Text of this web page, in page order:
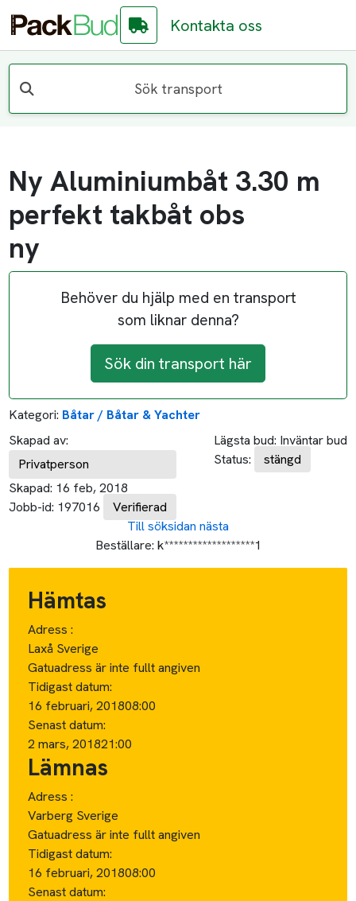
Kontakta oss
Sök transport
Ny Aluminiumbåt 3.30 m
perfekt takbåt obs
ny
Behöver du hjälp med en transport
som liknar denna?
Sök din transport här
Kategori: Båtar / Båtar & Yachter
Skapad av:
Privatperson
Skapad: 16 feb, 2018
Jobb-id: 197016 Verifierad
Lägsta bud: Inväntar bud
Status:
stängd
Till söksidan nästa
Beställare: k*******************1
Hämtas
Adress :
Laxå Sverige
Gatuadress är inte fullt angiven
Tidigast datum:
16 februari, 201808:00
Senast datum:
2 mars, 201821:00
Lämnas
Adress :
Varberg Sverige
Gatuadress är inte fullt angiven
Tidigast datum:
16 februari, 201808:00
Senast datum: